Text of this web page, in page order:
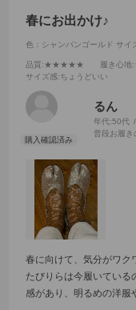
春にお出かけ♪
色：シャンパンゴールド サイ
品質:★★★★★ 履き心地
サイズ感:ちょうどいい
るん
年代:50代
普段お履き
春に向けて、気分がワク
たびりらは今履いている
感があり、明るめの洋服